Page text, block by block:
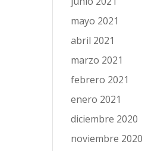
mayo 2021
abril 2021
marzo 2021
febrero 2021
enero 2021
diciembre 2020
noviembre 2020